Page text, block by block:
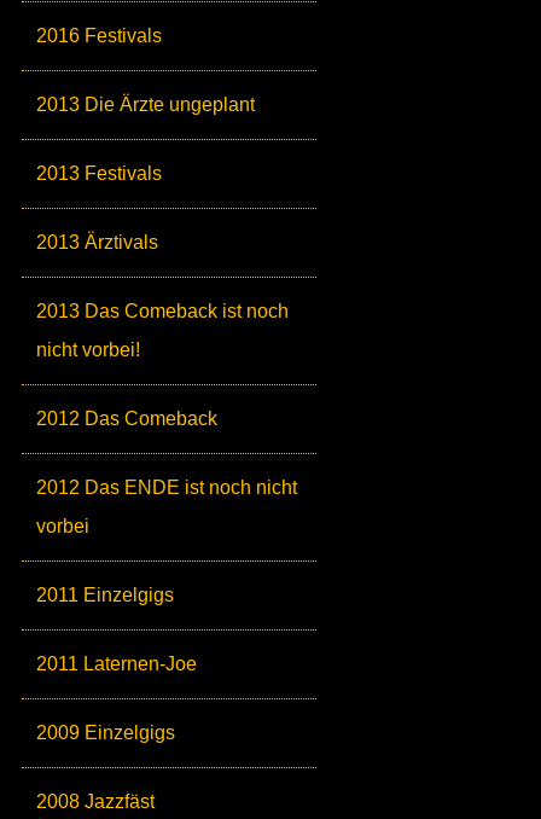
2016 Festivals
2013 Die Ärzte ungeplant
2013 Festivals
2013 Ärztivals
2013 Das Comeback ist noch
nicht vorbei!
2012 Das Comeback
2012 Das ENDE ist noch nicht
vorbei
2011 Einzelgigs
2011 Laternen-Joe
2009 Einzelgigs
2008 Jazzfäst